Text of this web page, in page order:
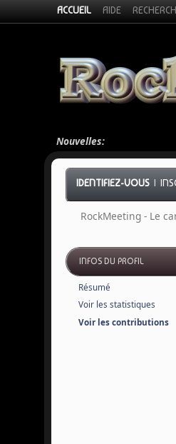
ACCUEIL AIDE
Nouvelles:
IDENTIFIEZ-VOUS |
RockMeeting - Le
INFOS DU PROFIL
Résumé
Voir les statistiques
Voir les contributions